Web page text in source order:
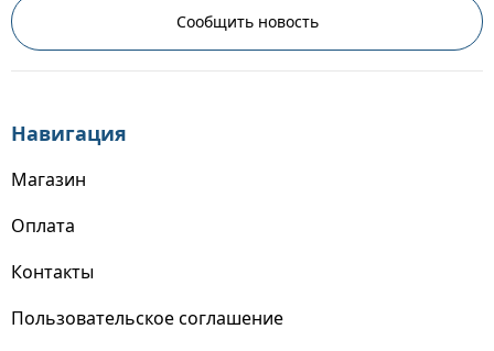
Сообщить новость
Навигация
Магазин
Оплата
Контакты
Пользовательское соглашение